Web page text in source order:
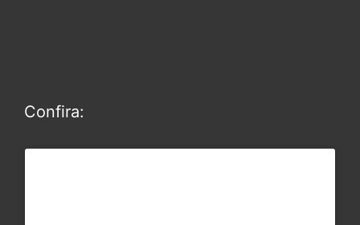
Confira: